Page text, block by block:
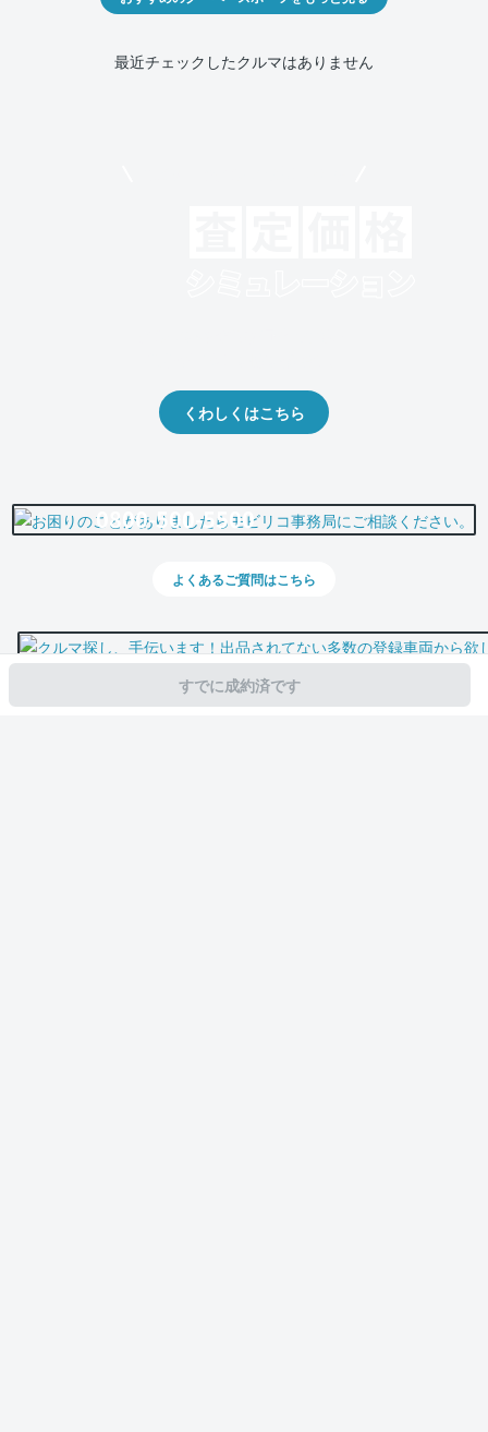
すでに成約済です
最近チェックしたクルマはありません
くわしくはこちら
0800-500-5500
よくあるご質問はこちら